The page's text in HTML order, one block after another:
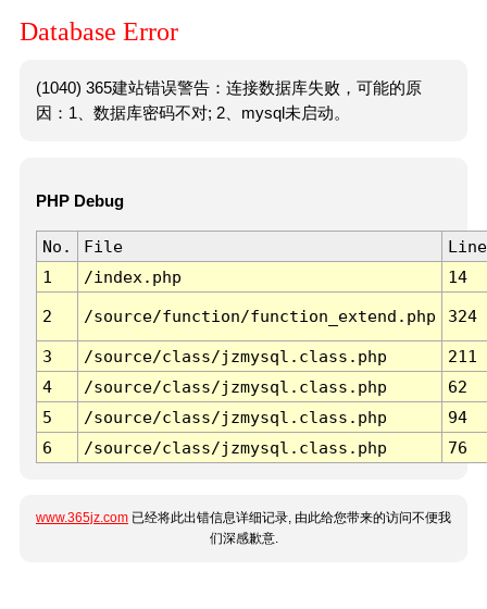
Database Error
(1040) 365建站错误警告：连接数据库失败，可能的原
因：1、数据库密码不对; 2、mysql未启动。
PHP Debug
No. File
Line
1
/index.php 14
2 /source/function/function_extend.php 324
3 /source/class/jzmysql.class.php
211
4
/source/class/jzmysql.class.php
62
5
/source/class/jzmysql.class.php
94
6
/source/class/jzmysql.class.php 76
www.365jz.com 已经将此出错信息详细记录, 由此给您带来的访问不便我
们深感歉意.